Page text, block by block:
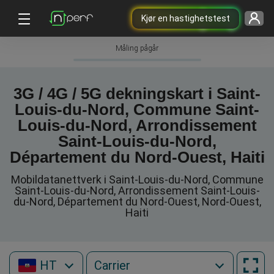
Kjør en hastighetstest
Måling pågår
3G / 4G / 5G dekningskart i Saint-
Louis-du-Nord, Commune Saint-
Louis-du-Nord, Arrondissement
Saint-Louis-du-Nord,
Département du Nord-Ouest, Haiti
Mobildatanettverk i Saint-Louis-du-Nord, Commune
Saint-Louis-du-Nord, Arrondissement Saint-Louis-
du-Nord, Département du Nord-Ouest, Nord-Ouest,
Haiti
HT